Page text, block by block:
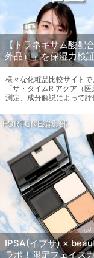
【トラネキサム酸配
外品）」を保湿力検
様々な化粧品比較サイト
「ザ・タイムR アクア（
測定、成分解説によって評
FORTUNE編集部
IPSA(イプサ) ×
ラボ！限定フェイス